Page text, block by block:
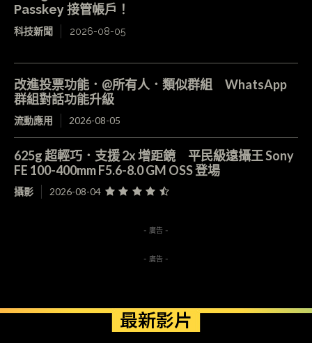
Passkey 接管帳戶！
科技新聞 2026-08-05
改進投票功能．@所有人．類似群組 WhatsApp
群組對話功能升級
流動應用 2026-08-05
625g 超輕巧．支援 2x 增距鏡 平民級遠攝王 Sony
FE 100-400mm F5.6-8.0 GM OSS 登場
攝影 2026-08-04
- 廣告 -
- 廣告 -
最新影片